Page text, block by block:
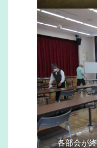
各部会が